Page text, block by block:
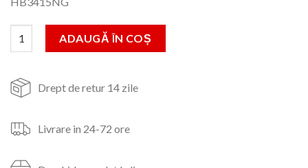
a
fost:
450lei.
253lei.
Cantitate Masina de tocat carne Hausberg HB3415NG,1000 W,
ADAUGĂ ÎN COȘ
Drept de retur 14 zile
Livrare in 24-72 ore